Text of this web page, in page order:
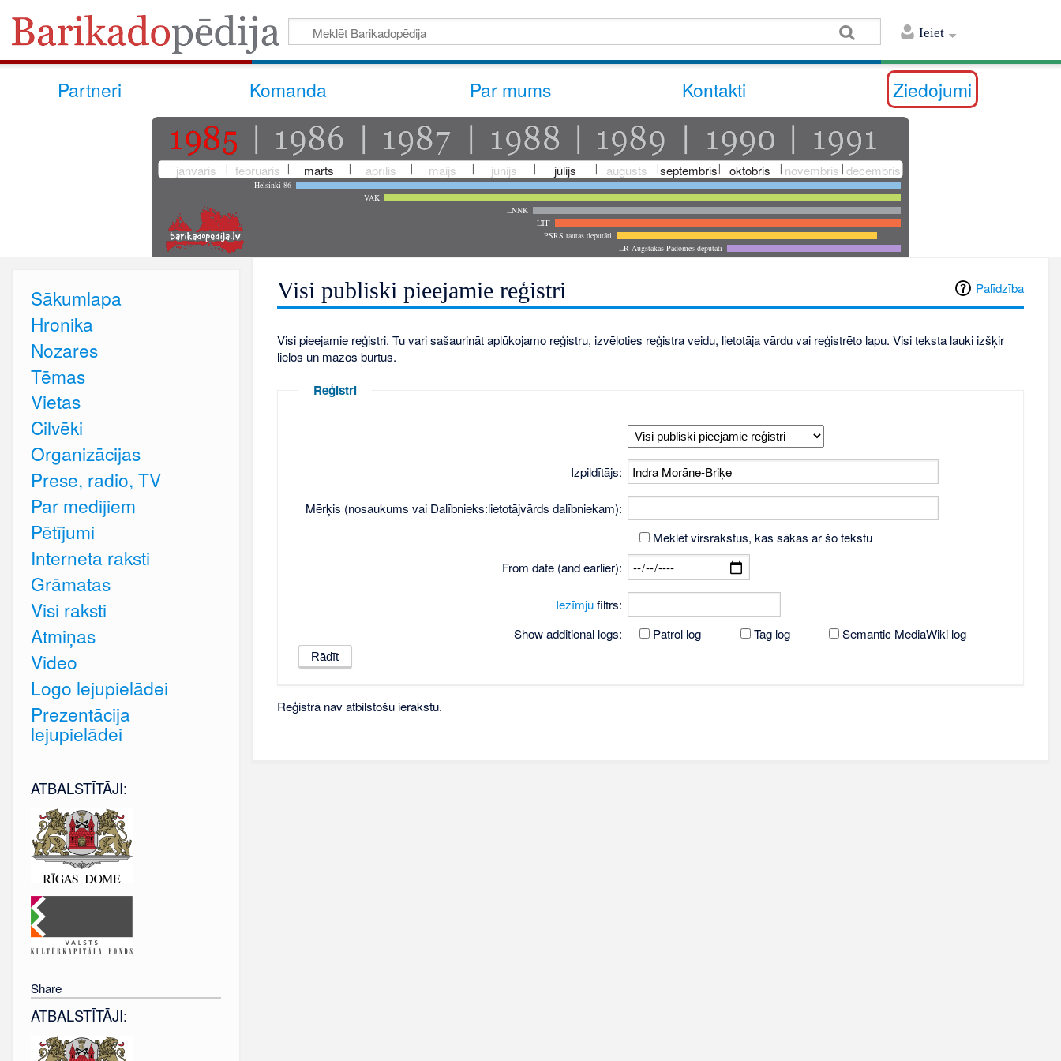
Ieiet
Partneri Komanda Par mums Kontakti Ziedojumi
janvāris februāris marts aprīlis maijs jūnijs jūlijs augusts septembris oktobris novembris decembris
Helsinki-86
VAK
LNNK
LTF
PSRS tautas deputāti
LR Augstākās Padomes deputāti
Palīdzība
Visi publiski pieejamie reģistri
Visi pieejamie reģistri. Tu vari sašaurināt aplūkojamo reģistru, izvēloties reģistra veidu, lietotāja vārdu vai reģistrēto lapu. Visi teksta lauki izšķir
lielos un mazos burtus.
Reģistri
Izpildītājs:
Mērķis (nosaukums vai Dalībnieks:lietotājvārds dalībniekam):
Meklēt virsrakstus, kas sākas ar šo tekstu
From date (and earlier):
Iezīmjufiltrs:
Show additional logs:
Patrol log Tag log Semantic MediaWiki log
Reģistrā nav atbilstošu ierakstu.
Sākumlapa
Hronika
Nozares
Tēmas
Vietas
Cilvēki
Organizācijas
Prese, radio, TV
Par medijiem
Pētījumi
Interneta raksti
Grāmatas
Visi raksti
Atmiņas
Video
Logo lejupielādei
Prezentācija
lejupielādei
ATBALSTĪTĀJI:
Share
ATBALSTĪTĀJI: